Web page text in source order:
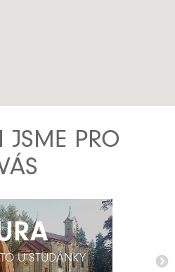
JSME PRO
U STUDÁNKY
U STUDÁNKY